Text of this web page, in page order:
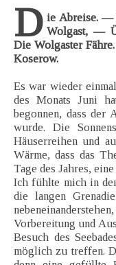
D ie Abreise. —
Wolgast, —
Die Wolgaster
Koserow.
Es war wieder
des Monats Juni
begonnen, dass der
wurde. Die
Häuserreihen und
Wärme, dass das
Tage des Jahres,
Ich fühlte mich in
die langen
Vorbereitung und
Besuch des
möglich zu treffen.